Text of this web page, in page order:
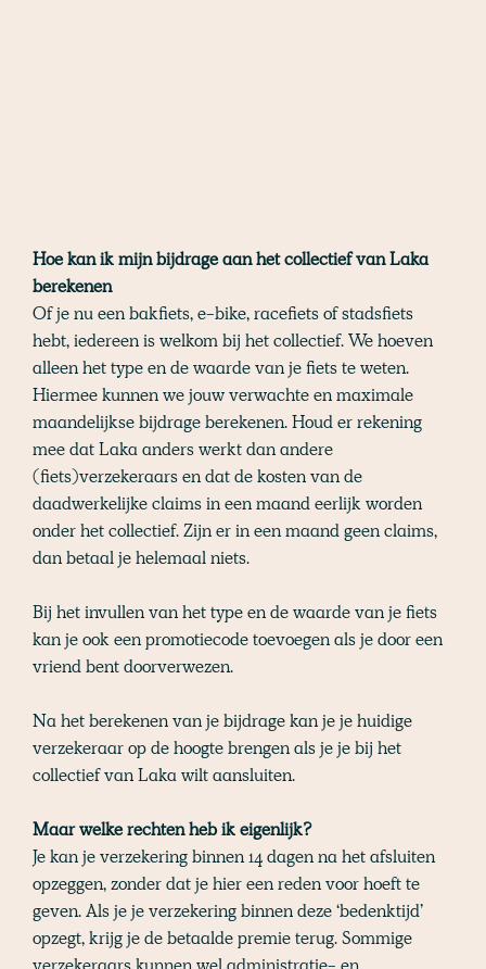
Hoe kan ik mijn bijdrage aan het collectief van Laka
berekenen
Of je nu een bakfiets, e-bike, racefiets of stadsfiets
hebt, iedereen is welkom bij het collectief. We hoeven
alleen het type en de waarde van je fiets te weten.
Hiermee kunnen we jouw verwachte en maximale
maandelijkse bijdrage berekenen. Houd er rekening
mee dat Laka anders werkt dan andere
(fiets)verzekeraars en dat de kosten van de
daadwerkelijke claims in een maand eerlijk worden
onder het collectief. Zijn er in een maand geen claims,
dan betaal je helemaal niets.
Bij het invullen van het type en de waarde van je fiets
kan je ook een promotiecode toevoegen als je door een
vriend bent doorverwezen.
Na het berekenen van je bijdrage kan je je huidige
verzekeraar op de hoogte brengen als je je bij het
collectief van Laka wilt aansluiten.
Maar welke rechten heb ik eigenlijk?
Je kan je verzekering binnen 14 dagen na het afsluiten
opzeggen, zonder dat je hier een reden voor hoeft te
geven. Als je je verzekering binnen deze ‘bedenktijd’
opzegt, krijg je de betaalde premie terug. Sommige